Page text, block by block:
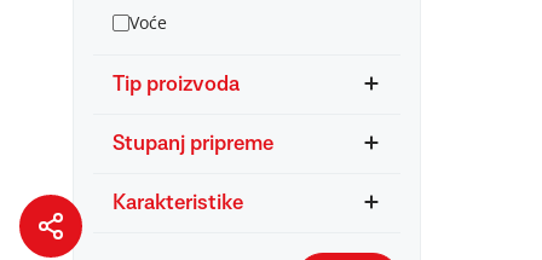
Voće
Tip proizvoda
Stupanj pripreme
Karakteristike